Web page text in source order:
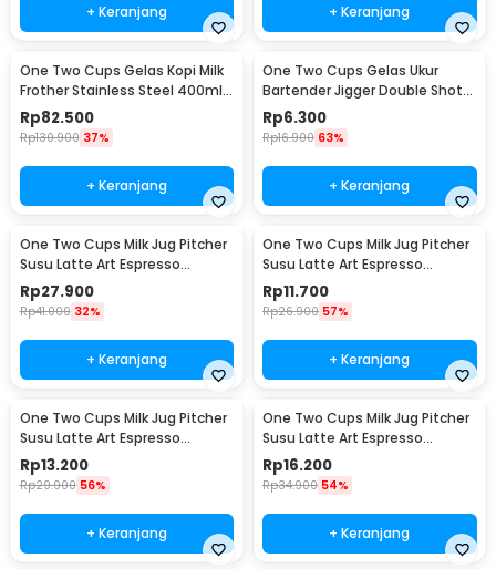
+ Keranjang + Keranjang
One Two Cups Gelas Kopi Milk
Frother Stainless Steel 400ml -
WZ0011
Rp82.500
Rp130.900 37%
+ Keranjang
One Two Cups Gelas Ukur
Bartender Jigger Double Shot
15ml and 30ml - LE2
Rp6.300
Rp16.900 63%
+ Keranjang
One Two Cups Milk Jug Pitcher
Susu Latte Art Espresso
Stainless Steel 200ml - J068
Rp27.900
Rp41.000 32%
+ Keranjang
One Two Cups Milk Jug Pitcher
Susu Latte Art Espresso
Stainless Steel 1oz - S06HG
Rp11.700
Rp26.900 57%
+ Keranjang
One Two Cups Milk Jug Pitcher
Susu Latte Art Espresso
Stainless Steel 1.5oz - S06HG
Rp13.200
Rp29.900 56%
+ Keranjang
One Two Cups Milk Jug Pitcher
Susu Latte Art Espresso
Stainless Steel 3oz - S06HG
Rp16.200
Rp34.900 54%
+ Keranjang